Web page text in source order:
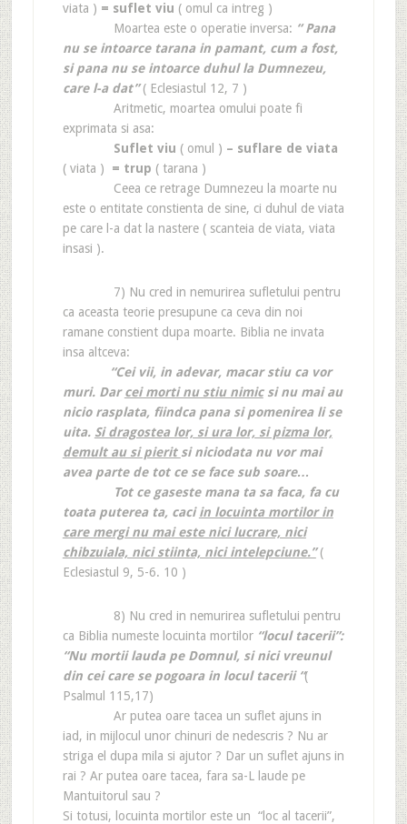
viata ) = suflet viu ( omul ca intreg )
Moartea este o operatie inversa: “ Pana
nu se intoarce tarana in pamant, cum a fost,
si pana nu se intoarce duhul la Dumnezeu,
care l-a dat”( Eclesiastul 12, 7 )
Aritmetic, moartea omului poate fi
exprimata si asa:
Suflet viu ( omul ) – suflare de viata
( viata )
= trup ( tarana )
Ceea ce retrage Dumnezeu la moarte nu
este o entitate constienta de sine, ci duhul de viata
pe care l-a dat la nastere ( scanteia de viata, viata
insasi ).
7) Nu cred in nemurirea sufletului pentru
ca aceasta teorie presupune ca ceva din noi
ramane constient dupa moarte. Biblia ne invata
insa altceva:
“Cei vii, in adevar, macar stiu ca vor
muri. Darcei morti nu stiu nimicsi nu mai au
nicio rasplata, fiindca pana si pomenirea li se
uita. Si dragostea lor, si ura lor, si pizma lor,
demult au si pierit si niciodata nu vor mai
avea parte de tot ce se face sub soare…
Tot ce gaseste mana ta sa faca, fa cu
toata puterea ta, caciin locuinta mortilor in
care mergi nu mai este nici lucrare, nici
chibzuiala, nici stiinta, nici intelepciune.”(
Eclesiastul 9, 5-6. 10 )
8) Nu cred in nemurirea sufletului pentru
ca Biblia numeste locuinta mortilor “locul tacerii”:
“Nu mortii lauda pe Domnul, si nici vreunul
din cei care se pogoara in locul tacerii “(
Psalmul 115,17)
Ar putea oare tacea un suflet ajuns in
iad, in mijlocul unor chinuri de nedescris ? Nu ar
striga el dupa mila si ajutor ? Dar un suflet ajuns in
rai ? Ar putea oare tacea, fara sa-L laude pe
Mantuitorul sau ?
Si totusi, locuinta mortilor este un “loc al tacerii”,